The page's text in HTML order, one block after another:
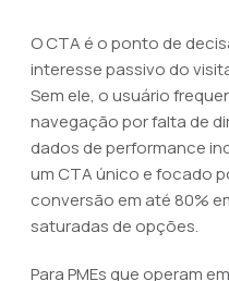
O CTA é o ponto de
interesse passivo do
Sem ele, o usuário
navegação por falta de
dados de performance
um CTA único e focado
conversão em até 80%
saturadas de opções.
Para PMEs que operam